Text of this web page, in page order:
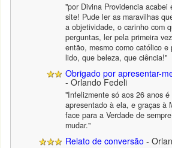
"por Divina Providencia acabei
site! Pude ler as maravilhas
a objetividade, o carinho com
perguntas, ler pela primeira
então, mesmo como católico
lido, que beleza, que ciência!"
Obrigado por apresentar-
- Orlando Fedeli
"Infelizmente só aos 26 anos
apresentado à ela, e graças à
face para a Verdade de
mudar."
Relato de conversão -